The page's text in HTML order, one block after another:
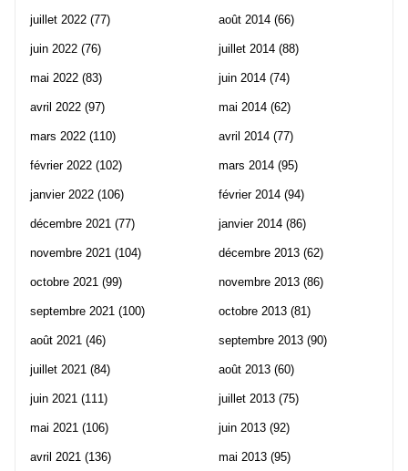
juillet 2022 (77)
juin 2022 (76)
mai 2022 (83)
avril 2022 (97)
mars 2022 (110)
février 2022 (102)
janvier 2022 (106)
décembre 2021 (77)
novembre 2021 (104)
octobre 2021 (99)
septembre 2021 (100)
août 2021 (46)
juillet 2021 (84)
juin 2021 (111)
mai 2021 (106)
avril 2021 (136)
août 2014 (66)
juillet 2014 (88)
juin 2014 (74)
mai 2014 (62)
avril 2014 (77)
mars 2014 (95)
février 2014 (94)
janvier 2014 (86)
décembre 2013 (62)
novembre 2013 (86)
octobre 2013 (81)
septembre 2013 (90)
août 2013 (60)
juillet 2013 (75)
juin 2013 (92)
mai 2013 (95)